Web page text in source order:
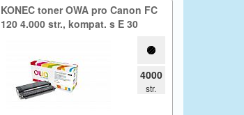
KONEC toner OWA pro Canon FC
120 4.​000 str.​,​ kompat.​ s E 30
4000
str.